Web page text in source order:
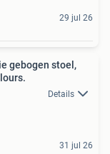
29 jul 26
gebogen stoel,
Details
31 jul 26